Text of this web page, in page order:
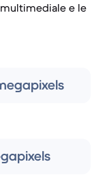
e le